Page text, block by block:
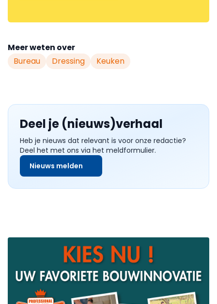
Meer weten over
Bureau
Dressing Keuken
Deel je (nieuws)verhaal
Heb je nieuws dat relevant is voor onze redactie?
Deel het met ons via het meldformulier.
Nieuws melden